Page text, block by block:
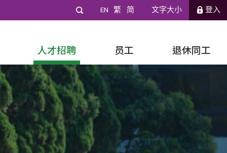
EN 繁 简 文字大小 登入
人才招聘 员工 退休同工